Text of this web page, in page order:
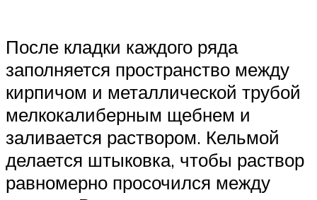
После кладки каждого ряда
заполняется пространство между
кирпичом и металлической трубой
мелкокалиберным щебнем и
заливается раствором. Кельмой
делается штыковка, чтобы раствор
равномерно просочился между